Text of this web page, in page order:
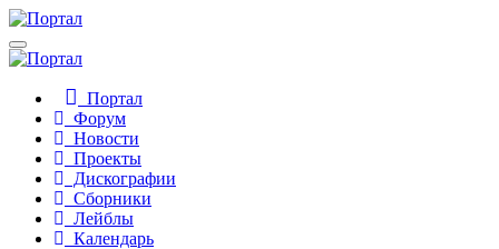
Портал
Форум
Новости
Проекты
Дискографии
Сборники
Лейблы
Календарь